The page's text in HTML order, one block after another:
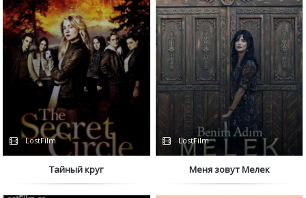
LostFilm
Тайный круг
LostFilm
Меня зовут Мелек